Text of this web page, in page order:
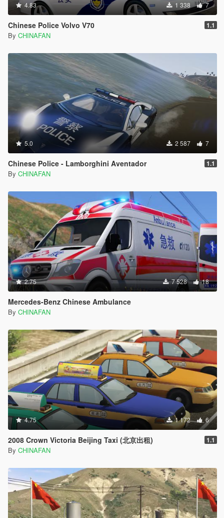
4.83 1 338 7
Chinese Police Volvo V70 1.1
By CHINAFAN
5.0 2 587 7
Chinese Police - Lamborghini Aventador 1.1
By CHINAFAN
2.75 7 528 18
Mercedes-Benz Chinese Ambulance
By CHINAFAN
4.75 1 172 6
2008 Crown Victoria Beijing Taxi (北京出租) 1.1
By CHINAFAN